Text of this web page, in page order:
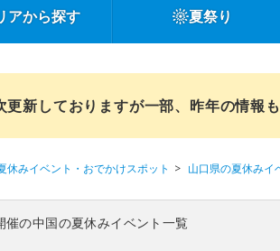
アから探す 夏祭り
新しておりますが一部、昨年の情報
休みイベント・おでかけスポット 山口県の夏休みイ
の中国の夏休みイベント一覧